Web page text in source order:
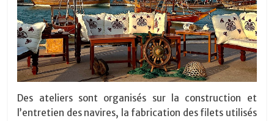
Des ateliers sont organisés sur la construction et
l’entretien des navires, la fabrication des filets utilisés